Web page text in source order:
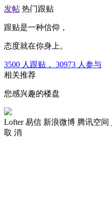
发帖 热门跟贴
跟贴是一种信仰，
态度就在你身上。
3500 人跟贴， 30973 人参与
相关推荐
您感兴趣的楼盘
Lofter 易信 新浪微博 腾讯空间
取 消